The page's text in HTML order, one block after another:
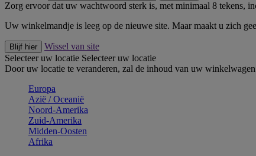
Zorg ervoor dat uw wachtwoord sterk is, met minimaal 8 tekens,
Uw winkelmandje is leeg op de nieuwe site. Maar maakt u zich
Blijf hier
Wissel van site
Selecteer uw locatie Selecteer uw locatie
Door uw locatie te veranderen, zal de inhoud van uw
Europa
Aziё / Oceaniё
Noord-Amerika
Zuid-Amerika
Midden-Oosten
Afrika